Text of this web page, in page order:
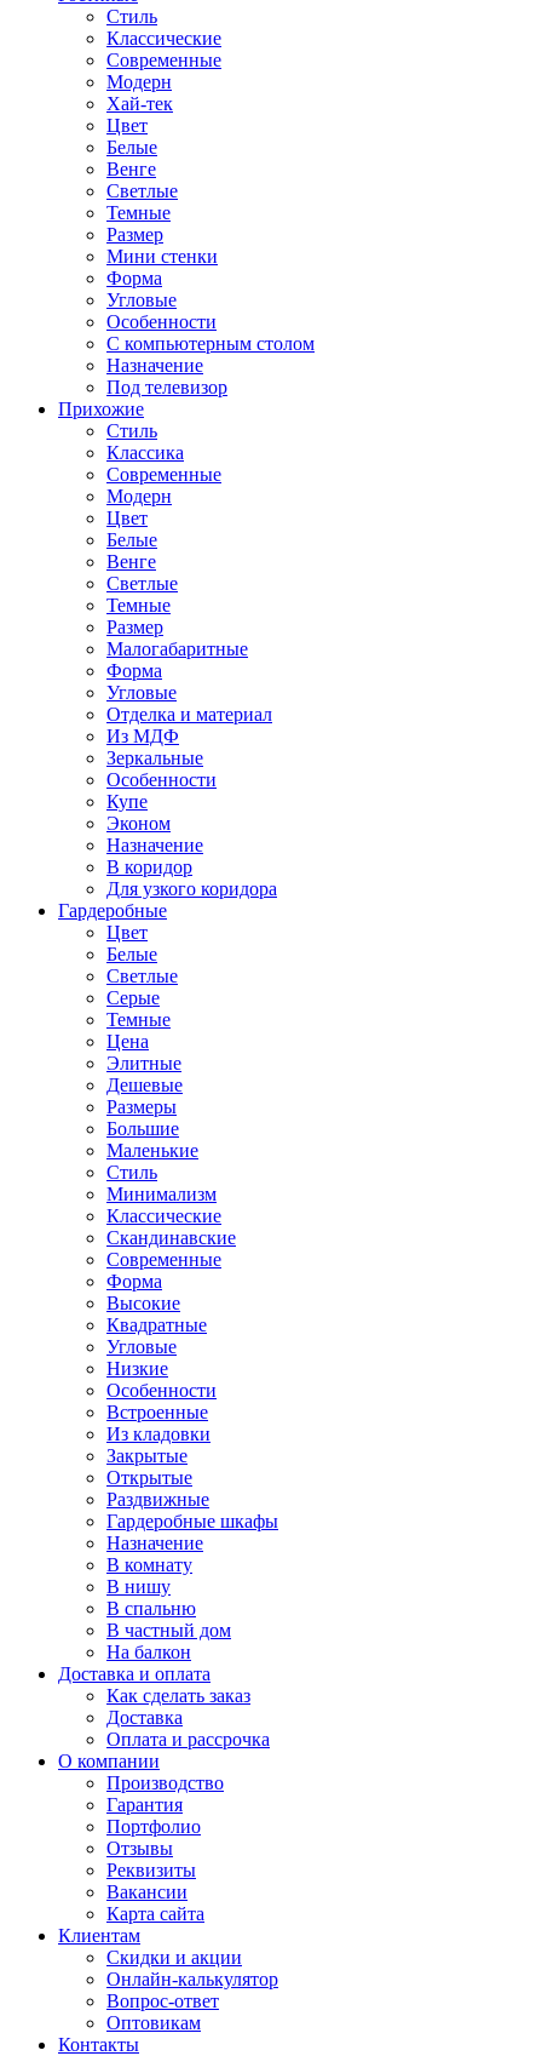
Стиль
Классические
Современные
Модерн
Хай-тек
Цвет
Белые
Венге
Светлые
Темные
Размер
Мини стенки
Форма
Угловые
Особенности
С компьютерным столом
Назначение
Под телевизор
Прихожие
Стиль
Классика
Современные
Модерн
Цвет
Белые
Венге
Светлые
Темные
Размер
Малогабаритные
Форма
Угловые
Отделка и материал
Из МДФ
Зеркальные
Особенности
Купе
Эконом
Назначение
В коридор
Для узкого коридора
Гардеробные
Цвет
Белые
Светлые
Серые
Темные
Цена
Элитные
Дешевые
Размеры
Большие
Маленькие
Стиль
Минимализм
Классические
Скандинавские
Современные
Форма
Высокие
Квадратные
Угловые
Низкие
Особенности
Встроенные
Из кладовки
Закрытые
Открытые
Раздвижные
Гардеробные шкафы
Назначение
В комнату
В нишу
В спальню
В частный дом
На балкон
Доставка и оплата
Как сделать заказ
Доставка
Оплата и рассрочка
О компании
Производство
Гарантия
Портфолио
Отзывы
Реквизиты
Вакансии
Карта сайта
Клиентам
Скидки и акции
Онлайн-калькулятор
Вопрос-ответ
Оптовикам
Контакты